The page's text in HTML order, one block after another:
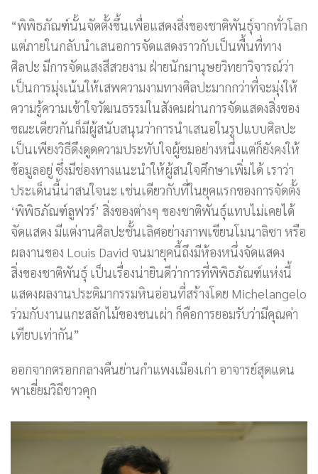
“พิพิธภัณฑ์นั้นจัดตั้งขึ้นเพื่อแสดงสิ่งของชาติพันธุ์จากทั่วโลก
แต่ภายในกลับนำเสนอการจัดแสดงราวกับเป็นพื้นที่ทาง
ศิลปะ มีการจัดแสงสีสวยงาม ฝ่ายนักมานุษยวิทยาวิจารณ์ว่า
เป็นการมุ่งเน้นให้เสพความงามทางศิลปะมากกว่าที่จะมุ่งให้
ความรู้ความเข้าใจวัฒนธรรมในสังคมผ่านการจัดแสดงสิ่งของ
ขณะเดียวกันก็มีผู้สนับสนุนว่าการนำเสนอในรูปแบบศิลปะ
เป็นเพียงวิธีดึงดูดความประทับใจผู้ชมอย่างหนึ่งแต่ก็ยังคงให้
ข้อมูลอยู่ ซึ่งมีช่องทางแนะนำให้ผู้สนใจศึกษาเพิ่มได้ เราว่า
ประเด็นนี้น่าสนใจนะ เช่นเดียวกับที่ในยุคแรกของการจัดตั้ง
‘พิพิธภัณฑ์ลูฟวร์’ สิ่งของต่างๆ ของชาติพันธุ์แทบไม่เคยได้
จัดแสดง มีแต่งานศิลปะชั้นเลิศอย่างภาพเขียนโมนาลิซา หรือ
ผลงานของ Louis David จนมายุคนี้ถึงมีห้องหนึ่งจัดแสดง
สิ่งของชาติพันธุ์ เป็นเรื่องน่ายินดีว่าการที่พิพิธภัณฑ์แห่งนี้
แสดงผลงานประติมากรรมหินอ่อนที่สร้างโดย Michelangelo
ร่วมกับงานแกะสลักไม้ของชนเผ่า ก็คือการยอมรับว่ามีคุณค่า
เทียบเท่ากัน”
ออกจากตรอกกลางคืนย่านกำแพงเมืองเก่า อาจารย์สุดแดน
พาเยี่ยมวิถีชาวคุก